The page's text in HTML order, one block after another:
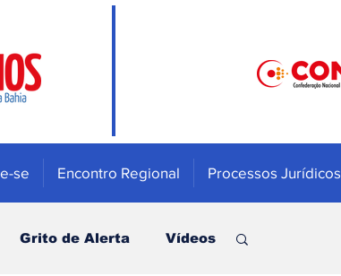
se Encontro Regional Processos Jurídicos
Grito de Alerta Vídeos